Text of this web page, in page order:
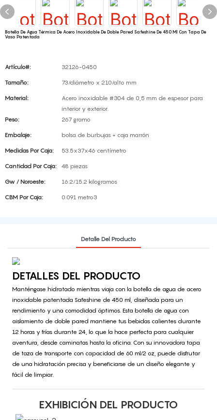
Botella De Agua Térmica De Acero Inoxidable De Doble Pared Safeshine De 450 Ml Con Tapa De
Vaso Patentada
Artículo#: 32126-0450
Tamaño: 73/diámetro x 210/alto mm
Material:
Acero inoxidable #304 de 0,5 mm de espesor para
interior y exterior.
Peso:
267 gramo
Embalaje: bolsa de burbujas + caja marrón
Medidas Por Caja: 53.5x37x46 centímetro
Cantidad Por Caja: 48 piezas
Gw / Noroeste: 16.2/15.2 kilogramos
CBM Por Caja: 0.091 metro3
Detalle Del Producto
DETALLES DEL PRODUCTO
Manténgase hidratado mientras viaja con la botella de agua de acero
inoxidable patentada Safeshine de 450 ml, diseñada para un
rendimiento y una comodidad óptimos. Esta botella de agua con
aislamiento de doble pared mantiene tus bebidas calientes durante
12 horas y frías durante 24, lo que la hace perfecta para cualquier
aventura, desde caminatas hasta la oficina. Con su innovadora tapa
de taza de transporte con capacidad de 60 ml/2 oz, puede disfrutar
de una hidratación precisa y beneficiarse de un diseño elegante y
fácil de limpiar.
EXHIBICIÓN DEL PRODUCTO